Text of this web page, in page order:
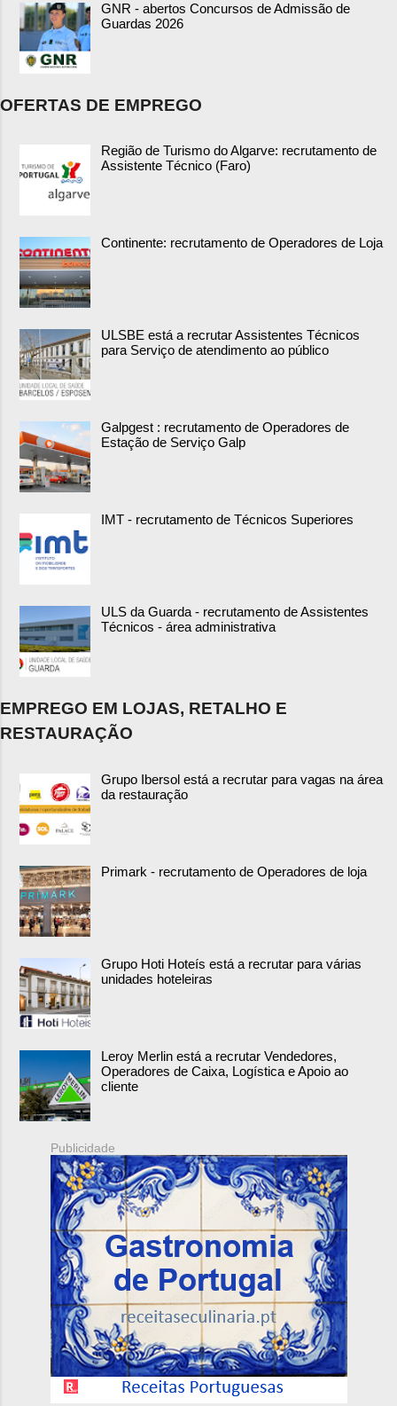
GNR - abertos Concursos de Admissão de
Guardas 2026
OFERTAS DE EMPREGO
Região de Turismo do Algarve: recrutamento de
Assistente Técnico (Faro)
Continente: recrutamento de Operadores de Loja
ULSBE está a recrutar Assistentes Técnicos
para Serviço de atendimento ao público
Galpgest : recrutamento de Operadores de
Estação de Serviço Galp
IMT - recrutamento de Técnicos Superiores
ULS da Guarda - recrutamento de Assistentes
Técnicos - área administrativa
EMPREGO EM LOJAS, RETALHO E
RESTAURAÇÃO
Grupo Ibersol está a recrutar para vagas na área
da restauração
Primark - recrutamento de Operadores de loja
Grupo Hoti Hoteís está a recrutar para várias
unidades hoteleiras
Leroy Merlin está a recrutar Vendedores,
Operadores de Caixa, Logística e Apoio ao
cliente
Publicidade